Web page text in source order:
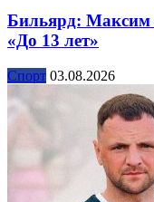
Бильярд: Максим
«До 13 лет»
Спорт 03.08.2026